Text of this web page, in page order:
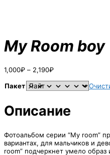
My Room boy
1,000₽ – 2,190₽Диапазон
1,000₽
–
Пакет
Описание
Фотоальбом серии “My room”
вариантах, для мальчиков и
room” подчеркнет умело